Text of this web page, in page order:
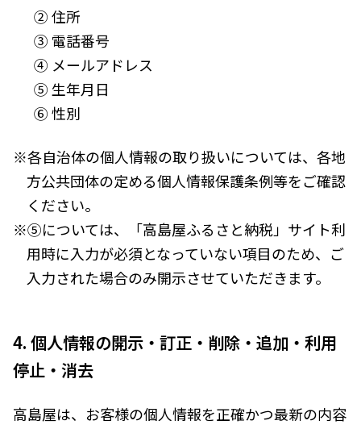
② 住所
③ 電話番号
④ メールアドレス
⑤ 生年月日
⑥ 性別
※各自治体の個人情報の取り扱いについては、各地
方公共団体の定める個人情報保護条例等をご確認
ください。
※⑤については、「高島屋ふるさと納税」サイト利
用時に入力が必須となっていない項目のため、ご
入力された場合のみ開示させていただきます。
4. 個人情報の開示・訂正・削除・追加・利用
停止・消去
高島屋は、お客様の個人情報を正確かつ最新の内容